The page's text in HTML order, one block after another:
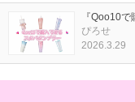
『Qoo10
ぴろせ
2026.3.29